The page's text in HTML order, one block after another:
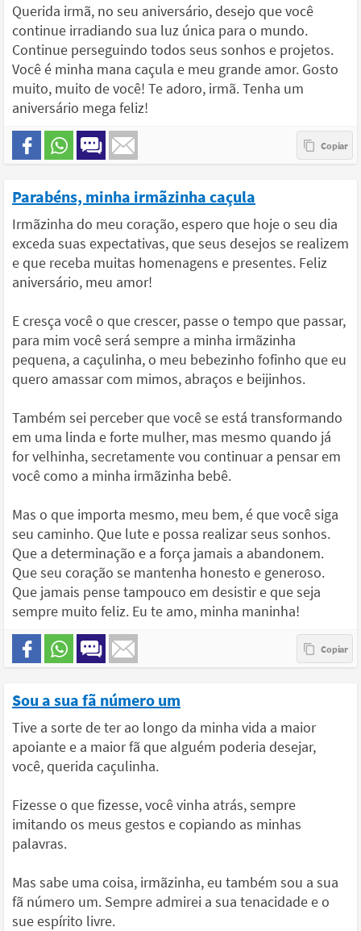
Querida irmã, no seu aniversário, desejo que você
continue irradiando sua luz única para o mundo.
Continue perseguindo todos seus sonhos e projetos.
Você é minha mana caçula e meu grande amor. Gosto
muito, muito de você! Te adoro, irmã. Tenha um
aniversário mega feliz!
Parabéns, minha irmãzinha caçula
Irmãzinha do meu coração, espero que hoje o seu dia
exceda suas expectativas, que seus desejos se realizem
e que receba muitas homenagens e presentes. Feliz
aniversário, meu amor!
E cresça você o que crescer, passe o tempo que passar,
para mim você será sempre a minha irmãzinha
pequena, a caçulinha, o meu bebezinho fofinho que eu
quero amassar com mimos, abraços e beijinhos.
Também sei perceber que você se está transformando
em uma linda e forte mulher, mas mesmo quando já
for velhinha, secretamente vou continuar a pensar em
você como a minha irmãzinha bebê.
Mas o que importa mesmo, meu bem, é que você siga
seu caminho. Que lute e possa realizar seus sonhos.
Que a determinação e a força jamais a abandonem.
Que seu coração se mantenha honesto e generoso.
Que jamais pense tampouco em desistir e que seja
sempre muito feliz. Eu te amo, minha maninha!
Sou a sua fã número um
Tive a sorte de ter ao longo da minha vida a maior
apoiante e a maior fã que alguém poderia desejar,
você, querida caçulinha.
Fizesse o que fizesse, você vinha atrás, sempre
imitando os meus gestos e copiando as minhas
palavras.
Mas sabe uma coisa, irmãzinha, eu também sou a sua
fã número um. Sempre admirei a sua tenacidade e o
sue espírito livre.